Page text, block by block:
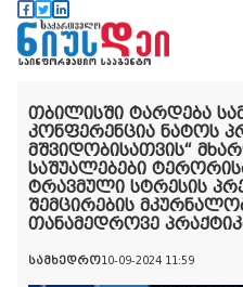
თბილისში ტარდება
კონფერენცია ნატოს
მშვიდობისათვის“
საშუალებები
ტრავმული სტრესის
შემცირების
თანამედროვე
სამხედრო10-09-2024 11:59